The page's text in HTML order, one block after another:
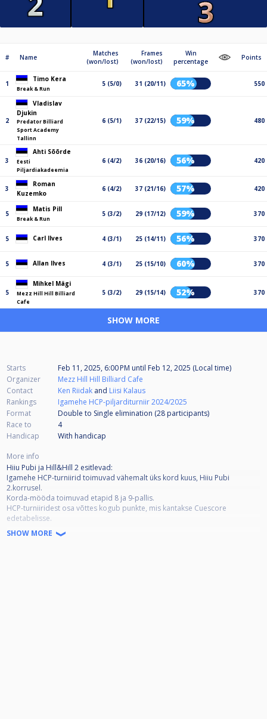
# Name
Matches
(won/lost)
Frames
(won/lost)
Win
percentage
Points
1
Timo Kera
Break & Run
5 (5/0) 31 (20/11) 65% 550
2
Vladislav
Djukin
Predator Billiard
Sport Academy
Tallinn
6 (5/1) 37 (22/15) 59% 480
3
Ahti Sõõrde
Eesti
Piljardiakadeemia
6 (4/2) 36 (20/16) 56% 420
3
Roman
Kuzemko
6 (4/2) 37 (21/16) 57% 420
5
Matis Pill
Break & Run
5 (3/2) 29 (17/12) 59% 370
5 Carl Ilves 4 (3/1) 25 (14/11) 56% 370
5 Allan Ilves 4 (3/1) 25 (15/10) 60% 370
5
Mihkel Mägi
Mezz Hill Hill Billiard
Cafe
5 (3/2) 29 (15/14) 52% 370
SHOW MORE
Starts Feb 11, 2025, 6:00 PM until Feb 12, 2025 (Local time)
Organizer
Mezz Hill Hill Billiard Cafe
Contact
Ken Riidak and Liisi Kalaus
Rankings
Igamehe HCP-piljarditurniir 2024/2025
Format
Double to Single elimination (28 participants)
Race to
4
Handicap
With handicap
More info
Hiiu Pubi ja Hill&Hill 2 esitlevad:
Igamehe HCP-turniirid toimuvad vähemalt üks kord kuus, Hiiu Pubi
2.korrusel.
Korda-mööda toimuvad etapid 8 ja 9-pallis.
HCP-turniiridest osa võttes kogub punkte, mis kantakse Cuescore
edetabelisse.
Edetabeli alusel saavad 16 parimat mängijat finaaletapile, mis toimub
2025.aasta suve alguses.
SHOW MORE